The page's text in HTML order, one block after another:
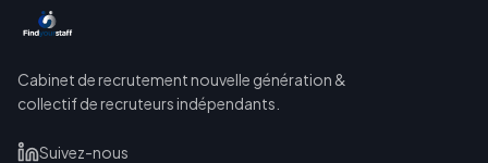
Cabinet de recrutement nouvelle génération &
collectif de recruteurs indépendants.
Suivez-nous